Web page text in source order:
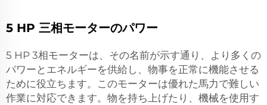
5 HP 三相モーターのパワー
5 HP 3相モーターは、その名前が示す通り、より多くの
パワーとエネルギーを供給し、物事を正常に機能させる
ために役立ちます。このモーターは優れた馬力で難しい
作業に対応できます。物を持ち上げたり、機械を使用す